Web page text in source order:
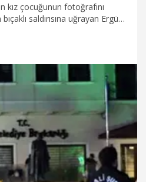
kız çocuğunun fotoğrafını
saldırısına uğrayan Ergün
5 sanık ise 'Silahla kasten
aldı.